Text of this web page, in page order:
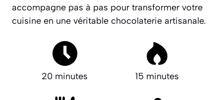
accompagne pas à pas pour transformer votre
cuisine en une véritable chocolaterie artisanale.
20 minutes 15 minutes